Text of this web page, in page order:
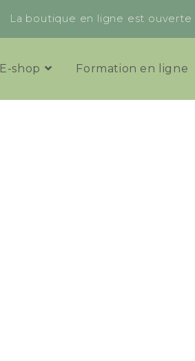
La boutique en ligne est ouverte
E-shop Formation en ligne